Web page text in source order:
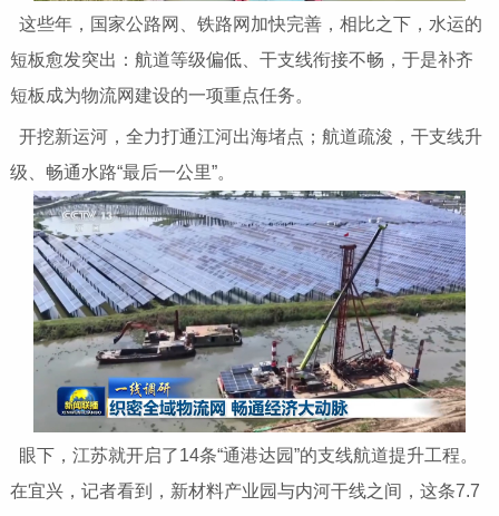
这些年，国家公路网、铁路网加快完善，相比之下，水运的
短板愈发突出：航道等级偏低、干支线衔接不畅，于是补齐
短板成为物流网建设的一项重点任务。
开挖新运河，全力打通江河出海堵点；航道疏浚，干支线升
级、畅通水路“最后一公里”。
眼下，江苏就开启了14条“通港达园”的支线航道提升工程。
在宜兴，记者看到，新材料产业园与内河干线之间，这条7.7